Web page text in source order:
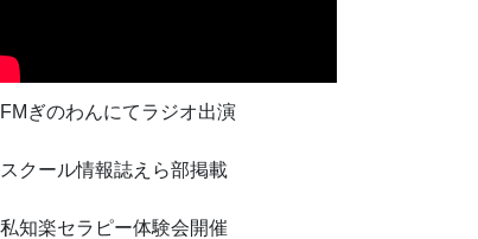
FMぎのわんにてラジオ出演
スクール情報誌えら部掲載
私知楽セラピー体験会開催